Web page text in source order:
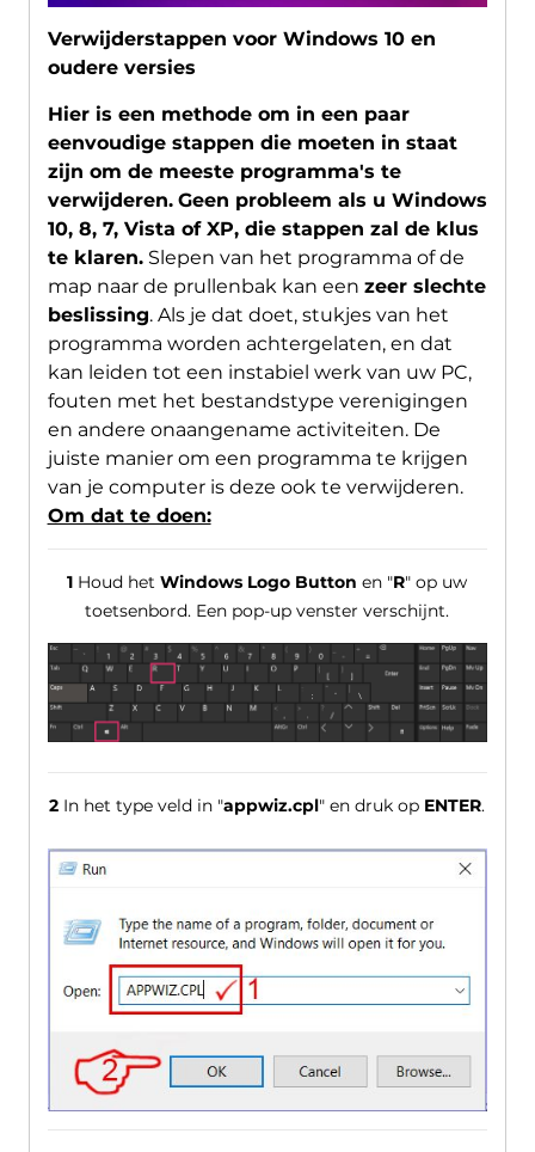
Verwijderstappen voor Windows 10 en
oudere versies
Hier is een methode om in een paar
eenvoudige stappen die moeten in staat
zijn om de meeste programma's te
verwijderen. Geen probleem als u Windows
10, 8, 7, Vista of XP, die stappen zal de klus
te klaren.Slepen van het programma of de
map naar de prullenbak kan een zeer slechte
beslissing. Als je dat doet, stukjes van het
programma worden achtergelaten, en dat
kan leiden tot een instabiel werk van uw PC,
fouten met het bestandstype verenigingen
en andere onaangename activiteiten. De
juiste manier om een ​​programma te krijgen
van je computer is deze ook te verwijderen.
Om dat te doen:
1 Houd hetWindows Logo Button en "R" op uw
toetsenbord. Een pop-up venster verschijnt.
2 In het type veld in "appwiz.cpl" en druk op ENTER.